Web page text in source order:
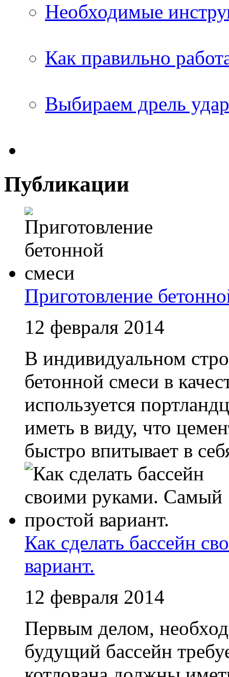
Необходимые
Как правильно
Выбираем дрель
Публикации
Приготовление
12 февраля 2014
В индивидуальном
бетонной смеси в
используется
иметь в виду, что
быстро впитывает в
Как сделать бассейн
вариант.
12 февраля 2014
Первым делом,
будущий бассейн